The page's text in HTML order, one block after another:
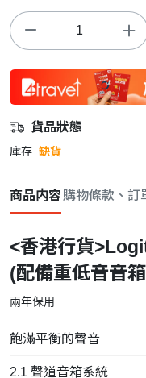
貨品狀態
庫存 缺貨
商品内容購物條款、訂
<香港行貨
(配備重低音音
兩年保用
飽滿平衡的聲音
2.1 聲道音箱系統